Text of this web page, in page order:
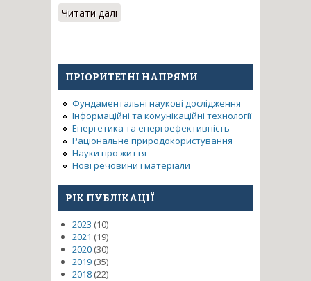
Читати далі
високоефективної та
комунальної енергетики
ПРІОРИТЕТНІ НАПРЯМИ
Фундаментальні наукові дослідження
Інформаційні та комунікаційні технології
Енергетика та енергоефективність
Раціональне природокористування
Науки про життя
Нові речовини і матеріали
РІК ПУБЛІКАЦІЇ
2023 (10)
2021 (19)
2020 (30)
2019 (35)
2018 (22)